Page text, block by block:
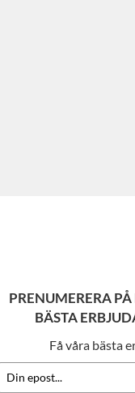
PRENUMERERA
BÄSTA
Få våra bästa